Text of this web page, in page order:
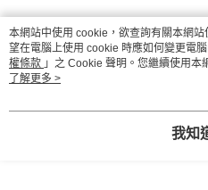
熱門標籤
本網站中使用 cookie，欲查詢有關本網
望在電腦上使用 cookie 時應如何變更電
權條款 」之 Cookie 聲明。您繼續使用本
用條款之 Cookie 聲明使用 cookie。
了解更多 >
我知